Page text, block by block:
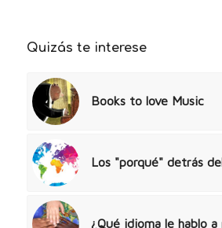
Quizás te interese
Books to love Music
Los "porqué" detrás
¿Qué idioma le hablo a